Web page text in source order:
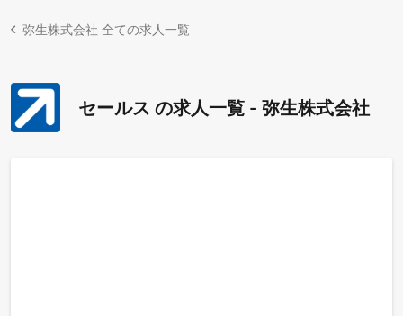
弥生株式会社 全ての求人一覧
セールス の求人一覧 - 弥生株式会社